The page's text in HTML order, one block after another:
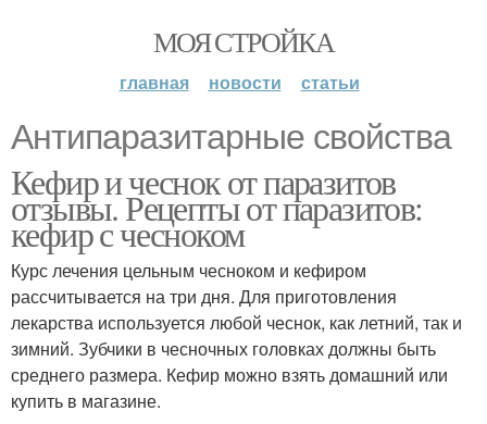
МОЯ СТРОЙКА
главная новости статьи
Антипаразитарные свойства
Кефир и чеснок от паразитов
отзывы. Рецепты от паразитов:
кефир с чесноком
Курс лечения цельным чесноком и кефиром
рассчитывается на три дня. Для приготовления
лекарства используется любой чеснок, как летний, так и
зимний. Зубчики в чесночных головках должны быть
среднего размера. Кефир можно взять домашний или
купить в магазине.